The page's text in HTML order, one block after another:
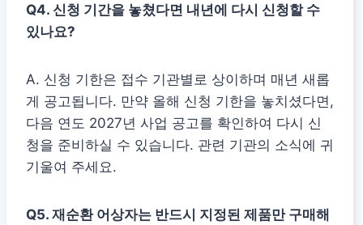
Q4. 신청 기간을 놓쳤다면 내년에 다시 신청할 수
있나요?
A. 신청 기한은 접수 기관별로 상이하며 매년 새롭
게 공고됩니다. 만약 올해 신청 기한을 놓치셨다면,
다음 연도 2027년 사업 공고를 확인하여 다시 신
청을 준비하실 수 있습니다. 관련 기관의 소식에 귀
기울여 주세요.
Q5. 재순환 어상자는 반드시 지정된 제품만 구매해